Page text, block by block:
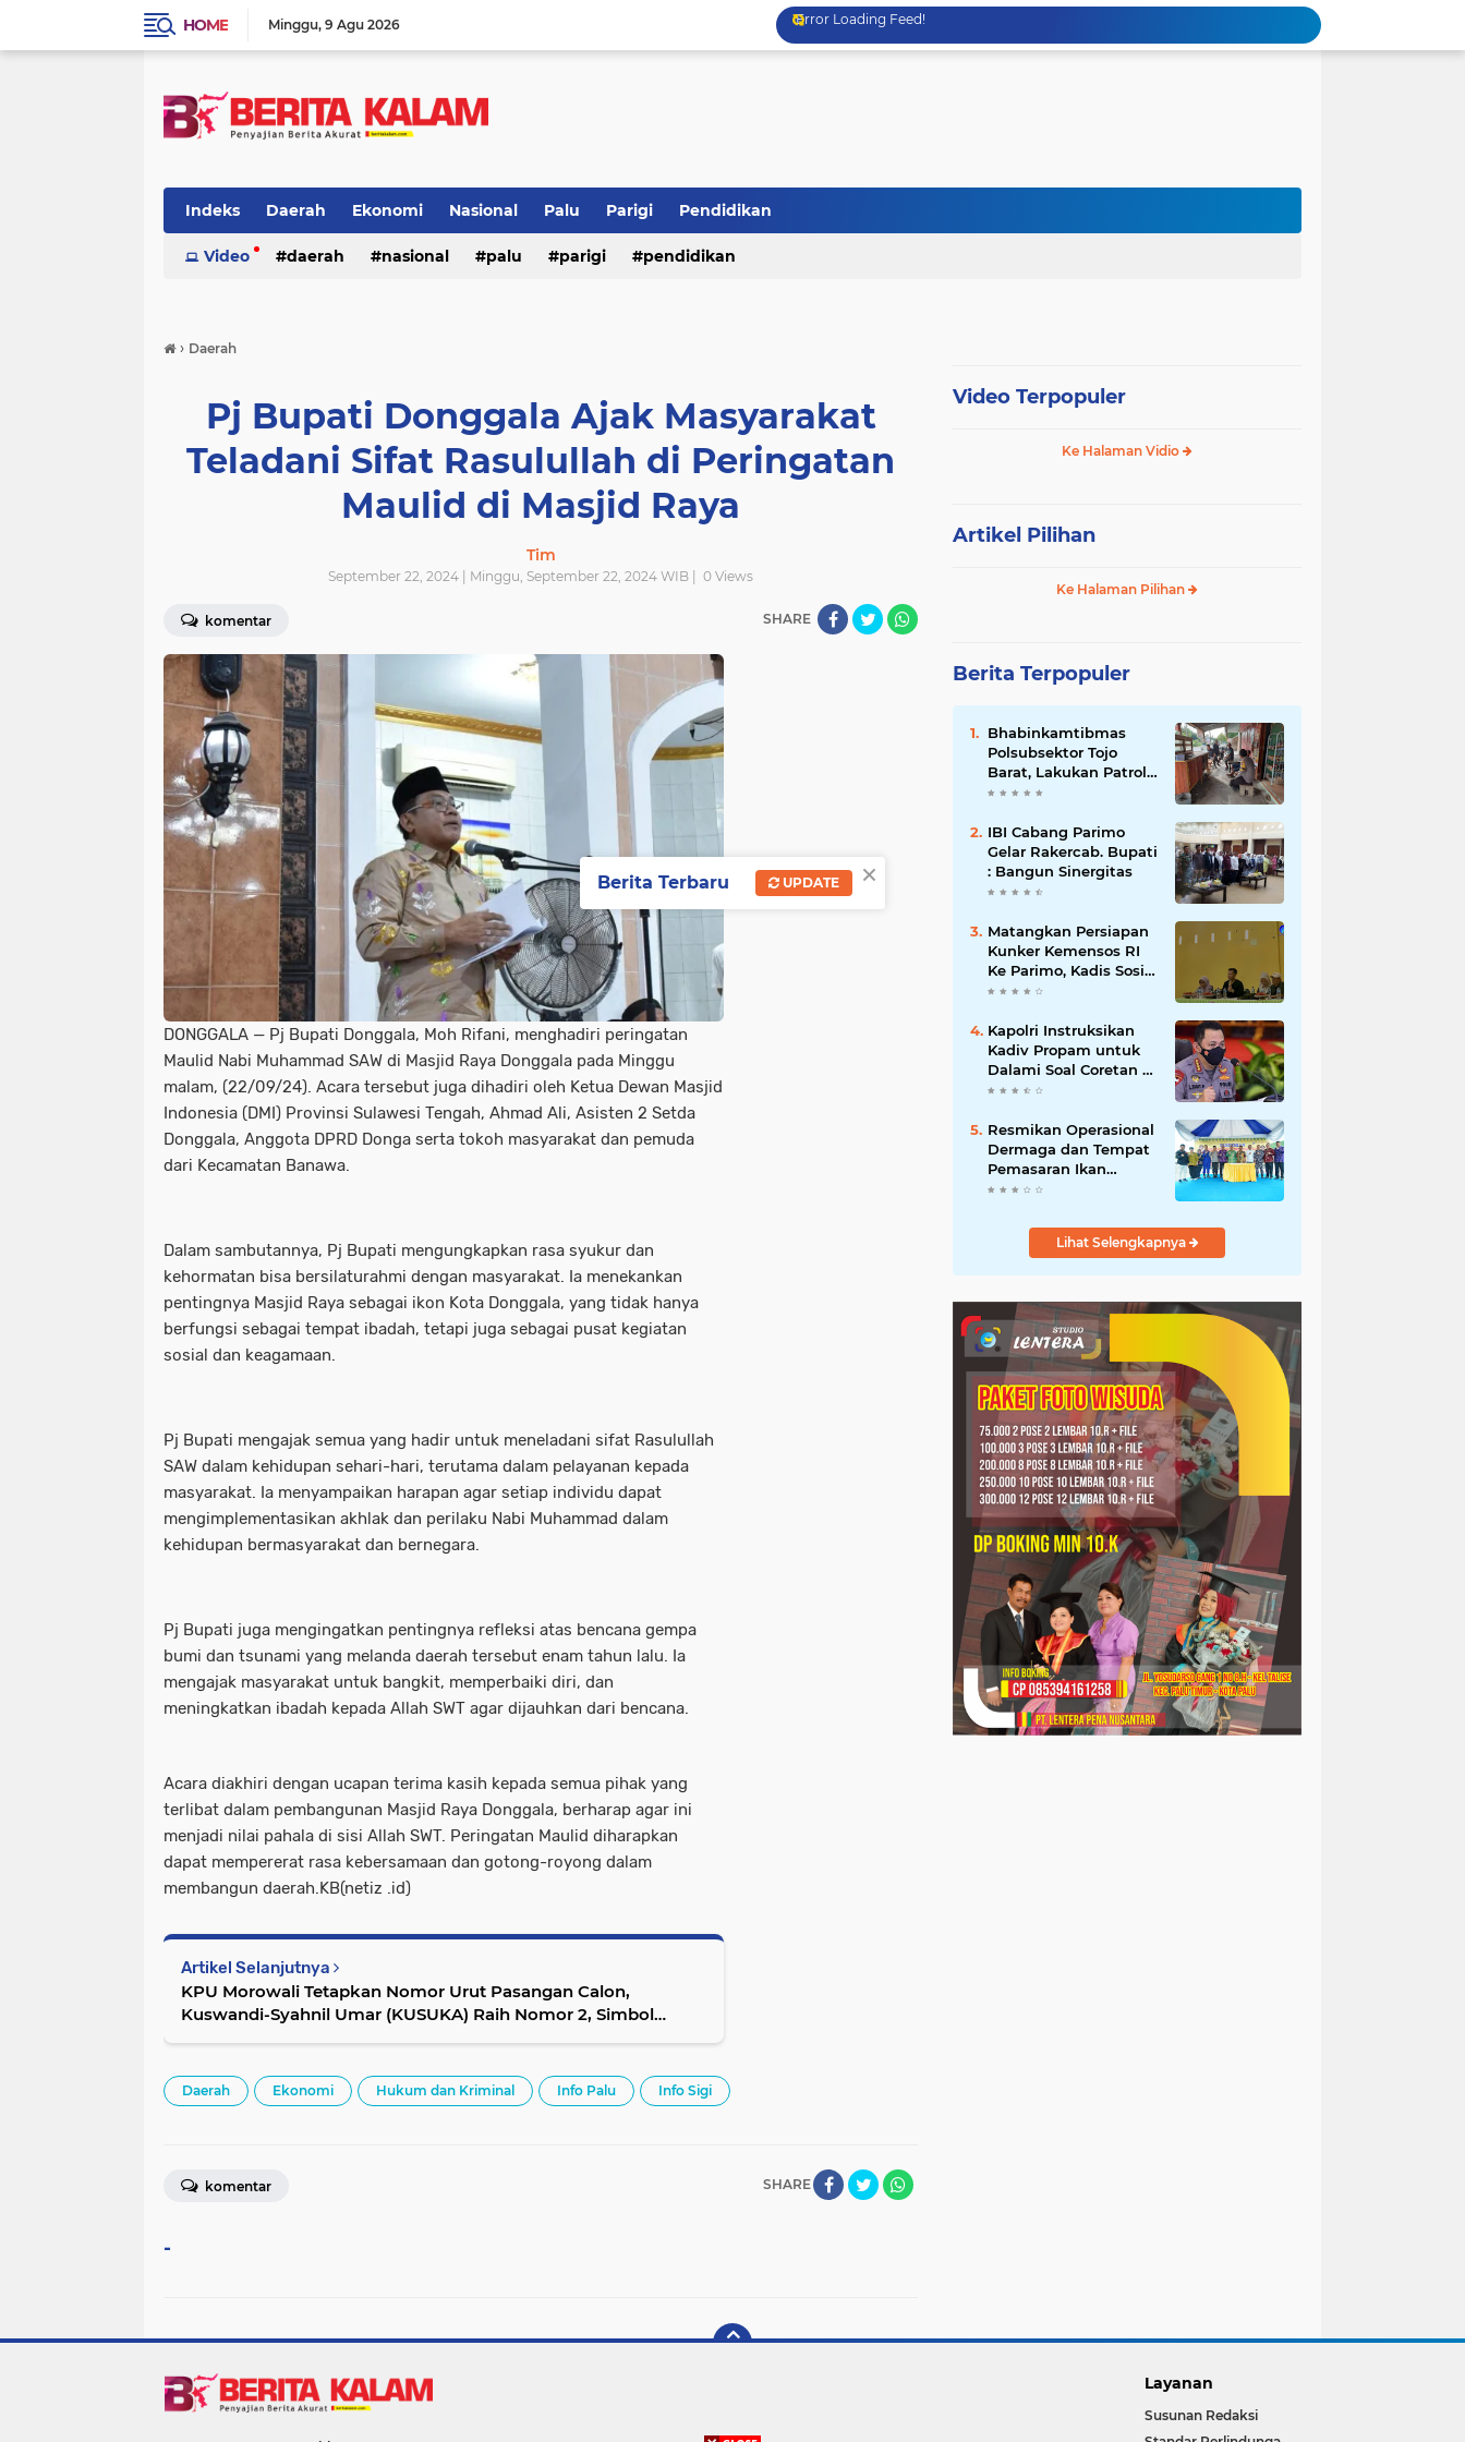
HOME Minggu 9 Agu 2026 Error Loading Feed!
Indeks Daerah Ekonomi Nasional Palu Parigi Pendidikan
Video daerah nasional palu parigi pendidikan
› Daerah
Pj Bupati Donggala Ajak Masyarakat
Teladani Sifat Rasulullah di Peringatan
Maulid di Masjid Raya
Tim
September 22, 2024 | Minggu, September 22, 2024 WIB | 0 Views
komentar SHARE
DONGGALA — Pj Bupati Donggala, Moh Rifani, menghadiri peringatan
Maulid Nabi Muhammad SAW di Masjid Raya Donggala pada Minggu
malam, (22/09/24). Acara tersebut juga dihadiri oleh Ketua Dewan Masjid
Indonesia (DMI) Provinsi Sulawesi Tengah, Ahmad Ali, Asisten 2 Setda
Donggala, Anggota DPRD Donga serta tokoh masyarakat dan pemuda
dari Kecamatan Banawa.
Dalam sambutannya, Pj Bupati mengungkapkan rasa syukur dan
kehormatan bisa bersilaturahmi dengan masyarakat. Ia menekankan
pentingnya Masjid Raya sebagai ikon Kota Donggala, yang tidak hanya
berfungsi sebagai tempat ibadah, tetapi juga sebagai pusat kegiatan
sosial dan keagamaan.
Pj Bupati mengajak semua yang hadir untuk meneladani sifat Rasulullah
SAW dalam kehidupan sehari-hari, terutama dalam pelayanan kepada
masyarakat. Ia menyampaikan harapan agar setiap individu dapat
mengimplementasikan akhlak dan perilaku Nabi Muhammad dalam
kehidupan bermasyarakat dan bernegara.
Pj Bupati juga mengingatkan pentingnya refleksi atas bencana gempa
bumi dan tsunami yang melanda daerah tersebut enam tahun lalu. Ia
mengajak masyarakat untuk bangkit, memperbaiki diri, dan
meningkatkan ibadah kepada Allah SWT agar dijauhkan dari bencana.
Acara diakhiri dengan ucapan terima kasih kepada semua pihak yang
terlibat dalam pembangunan Masjid Raya Donggala, berharap agar ini
menjadi nilai pahala di sisi Allah SWT. Peringatan Maulid diharapkan
dapat mempererat rasa kebersamaan dan gotong-royong dalam
membangun daerah.KB(netiz .id)
Artikel Selanjutnya
KPU Morowali Tetapkan Nomor Urut Pasangan Calon,
Kuswandi-Syahnil Umar (KUSUKA) Raih Nomor 2, Simbol
Daerah Ekonomi Hukum dan Kriminal Info Palu Info Sigi
SHARE
komentar
-
Video Terpopuler
Ke Halaman Vidio
Artikel Pilihan
Ke Halaman Pilihan
Berita Terpopuler
Bhabinkamtibmas
Polsubsektor Tojo
Barat, Lakukan Patroli
Di Desa Binaanya
IBI Cabang Parimo
Gelar Rakercab. Bupati
: Bangun Sinergitas
Matangkan Persiapan
Kunker Kemensos RI
Ke Parimo, Kadis Sosial
Pimpin Rapat
Kapolri Instruksikan
Kadiv Propam untuk
Dalami Soal Coretan di
Polres Luwu
Resmikan Operasional
Dermaga dan Tempat
Pemasaran Ikan
Donggala
Lihat Selengkapnya
Layanan
Susunan Redaksi
×
Berita Terbaru UPDATE